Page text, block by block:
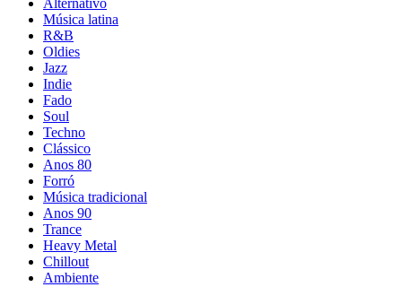
Alternativo
Música latina
R&B
Oldies
Jazz
Indie
Fado
Soul
Techno
Clássico
Anos 80
Forró
Música tradicional
Anos 90
Trance
Heavy Metal
Chillout
Ambiente